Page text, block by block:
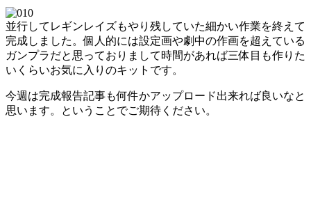
並行してレギンレイズもやり残していた細かい作業を終えて
完成しました。個人的には設定画や劇中の作画を超えている
ガンプラだと思っておりまして時間があれば三体目も作りた
いくらいお気に入りのキットです。
今週は完成報告記事も何件かアップロード出来れば良いなと
思います。ということでご期待ください。